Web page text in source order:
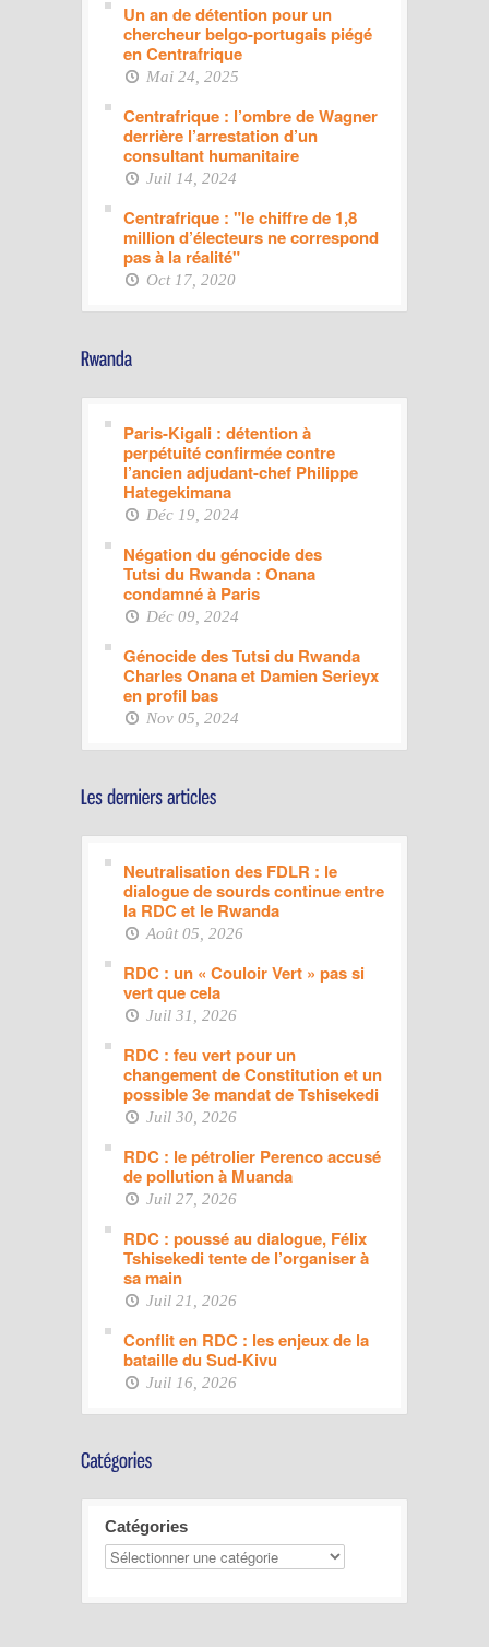
Un an de détention pour un
chercheur belgo-portugais piégé
en Centrafrique
Mai 24, 2025
Centrafrique : l’ombre de Wagner
derrière l’arrestation d’un
consultant humanitaire
Juil 14, 2024
Centrafrique : "le chiffre de 1,8
million d’électeurs ne correspond
pas à la réalité"
Oct 17, 2020
Paris-Kigali : détention à
perpétuité confirmée contre
l’ancien adjudant-chef Philippe
Hategekimana
Déc 19, 2024
Négation du génocide des
Tutsi du Rwanda : Onana
condamné à Paris
Déc 09, 2024
Génocide des Tutsi du Rwanda
Charles Onana et Damien Serieyx
en profil bas
Nov 05, 2024
Neutralisation des FDLR : le
dialogue de sourds continue entre
la RDC et le Rwanda
Août 05, 2026
RDC : un « Couloir Vert » pas si
vert que cela
Juil 31, 2026
RDC : feu vert pour un
changement de Constitution et un
possible 3e mandat de Tshisekedi
Juil 30, 2026
RDC : le pétrolier Perenco accusé
de pollution à Muanda
Juil 27, 2026
RDC : poussé au dialogue, Félix
Tshisekedi tente de l’organiser à
sa main
Juil 21, 2026
Conflit en RDC : les enjeux de la
bataille du Sud-Kivu
Juil 16, 2026
Catégories